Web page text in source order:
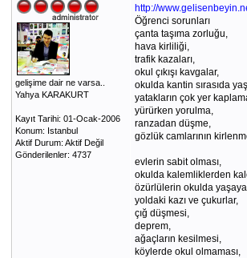
gelişime dair ne varsa..
Yahya KARAKURT
Kayıt Tarihi: 01-Ocak-2006
Konum: Istanbul
Aktif Durum: Aktif Değil
Gönderilenler: 4737
http://
Öğrenci sorunları
çanta taşıma zorluğu,
hava kirliliği,
trafik kazaları,
okul çıkışı kavgalar,
okulda kantin sırasıda
yatakların çok yer
yürürken yorulma,
ranzadan düşme,
gözlük camlarının
evlerin sabit olması,
okulda kalemliklerden
özürlülerin okulda
yoldaki kazı ve çukurlar,
çığ düşmesi,
deprem,
ağaçların kesilmesi,
köylerde okul olmaması,